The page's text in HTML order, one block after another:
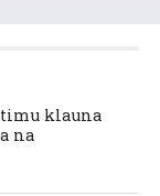
klauna
na